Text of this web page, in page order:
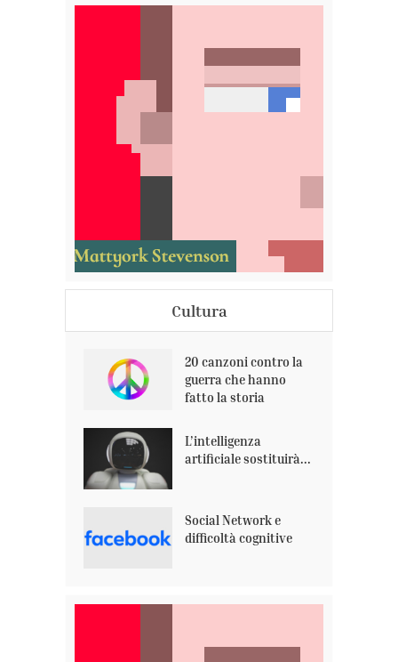
Cultura
20 canzoni contro la
guerra che hanno
fatto la storia
L’intelligenza
artificiale sostituirà...
Social Network e
difficoltà cognitive